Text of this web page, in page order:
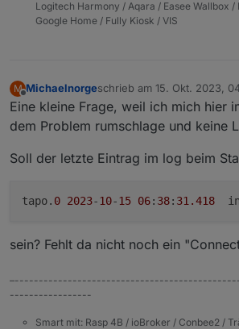
Logitech Harmony / Aqara / Easee Wallbox
Google Home / Fully Kiosk / VIS
M
Offline
Michaelnorgeschrieb am 15. Okt. 2023,
zuletzt editiert von
Eine kleine Frage, weil ich mich hier
dem Problem rumschlage und keine
Soll der letzte Eintrag im log beim
tapo. 0 2023-10-15 06: 38: 31.418
sein? Fehlt da nicht noch ein
-----------------
Smart mit: Rasp 4B / ioBroker / Conbee2 /